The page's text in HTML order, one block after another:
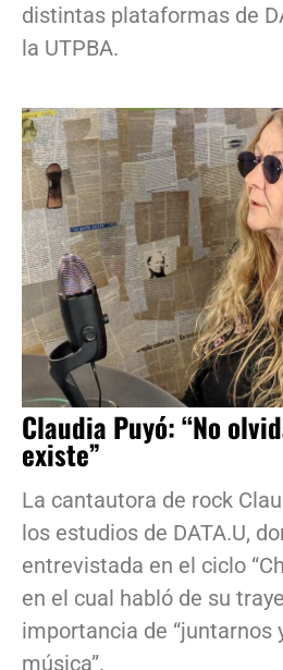
distintas plataformas de
la UTPBA.
Claudia Puyó: “No
existe”
La cantautora de rock
los estudios de DATA.U,
entrevistada en el ciclo
en el cual habló de su
importancia de “juntarnos
música”.